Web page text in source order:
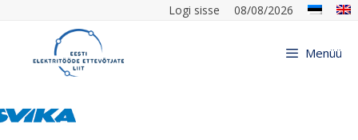
Logi sisse 08/08/2026
Menüü